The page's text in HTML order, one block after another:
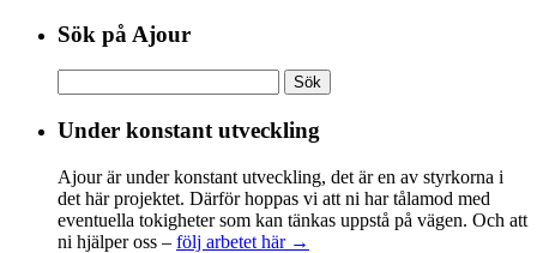
Sök på Ajour
efter:
Under konstant utveckling
Ajour är under konstant utveckling, det är en av styrkorna i
det här projektet. Därför hoppas vi att ni har tålamod med
eventuella tokigheter som kan tänkas uppstå på vägen. Och att
ni hjälper oss – följ arbetet här →